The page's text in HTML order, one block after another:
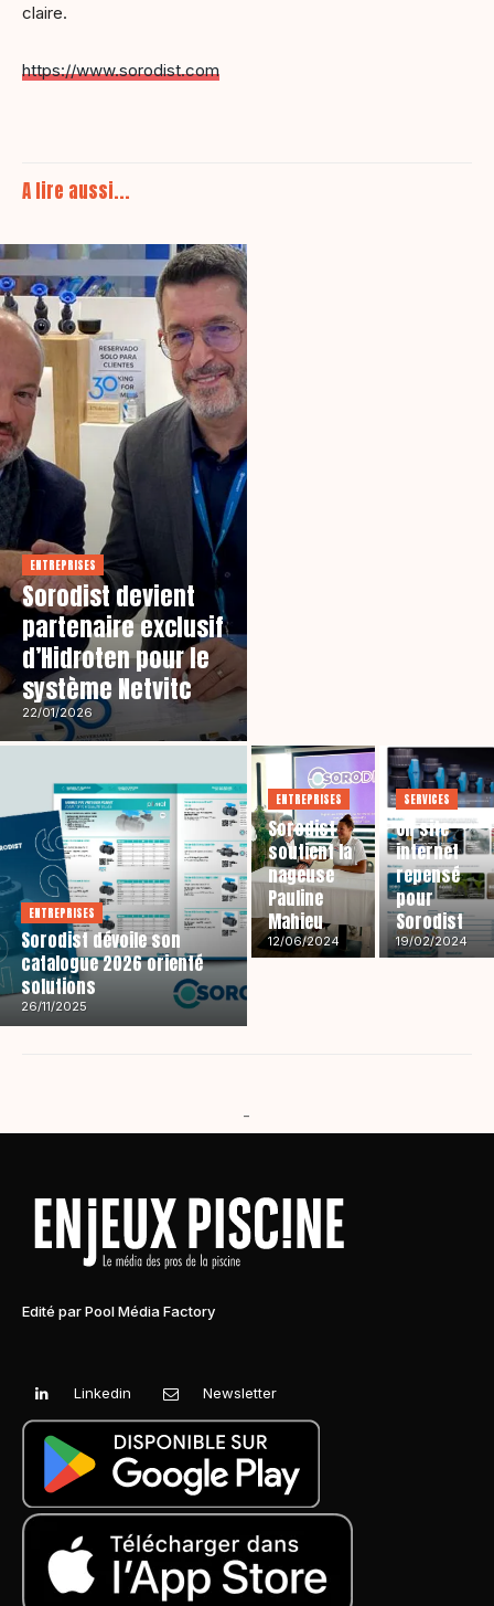
claire.
https://www.sorodist.com
A lire aussi...
ENTREPRISES
Sorodist devient
partenaire exclusif
d’Hidroten pour le
système Netvitc
22/01/2026
ENTREPRISES
Sorodist dévoile son
catalogue 2026 orienté
solutions
26/11/2025
ENTREPRISES
Sorodist
soutient la
nageuse
Pauline
Mahieu
12/06/2024
SERVICES
Un site
internet
repensé
pour
Sorodist
19/02/2024
-
Edité par Pool Média Factory
Linkedin Newsletter